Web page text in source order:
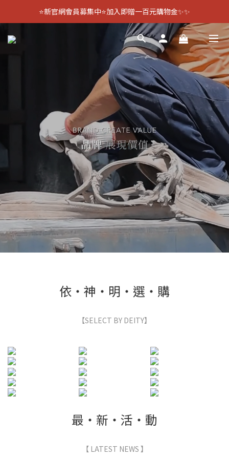
⭐新官網會員募集中⭐加入即贈一百元購物金✨✨
依・神・明・選・購
【SELECT BY DEITY】
最・新・活・動
【 LATEST NEWS 】